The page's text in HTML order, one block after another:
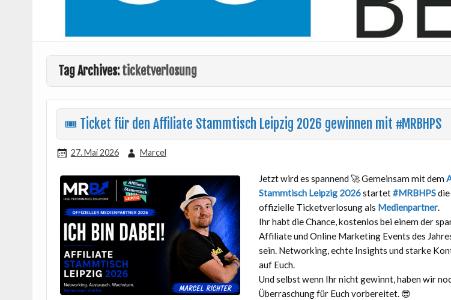
Tag Archives:ticketverlosung
🎟 Ticket für den Affiliate Stammtisch Leipzig 2026 gewinnen mit #MRBHPS
27. Mai 2026 Marcel
Jetzt wird es spannend 🚀 Gemeinsam mit dem
Stammtisch Leipzig 2026startet#MRBHPS
offizielle Ticketverlosung als Medienpartner.
Ihr habt die Chance, kostenlos bei einem der
Affiliate und Online Marketing Events des
sein. Networking, echte Insights und starke
auf Euch.
Und selbst wenn Ihr nicht gewinnt, haben wir
Überraschung für Euch vorbereitet. 😎